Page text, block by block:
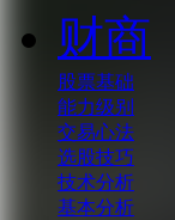
财商
股票基础
能力级别
交易心法
选股技巧
技术分析
基本分析